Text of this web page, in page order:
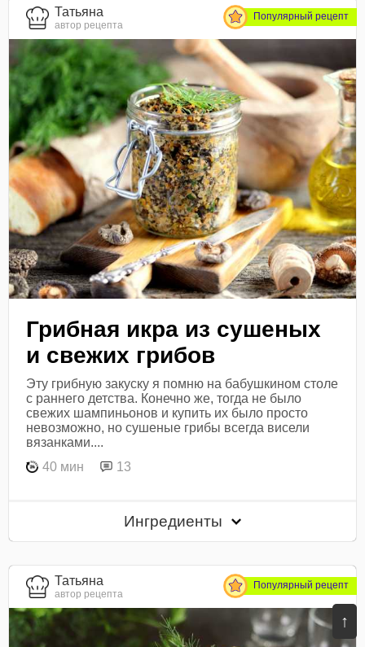
↑
Татьяна
автор рецепта
Популярный рецепт
Грибная икра из сушеных
и свежих грибов
Эту грибную закуску я помню на бабушкином столе
с раннего детства. Конечно же, тогда не было
свежих шампиньонов и купить их было просто
невозможно, но сушеные грибы всегда висели
вязанками....
40 мин
13
Ингредиенты
Татьяна
автор рецепта
Популярный рецепт